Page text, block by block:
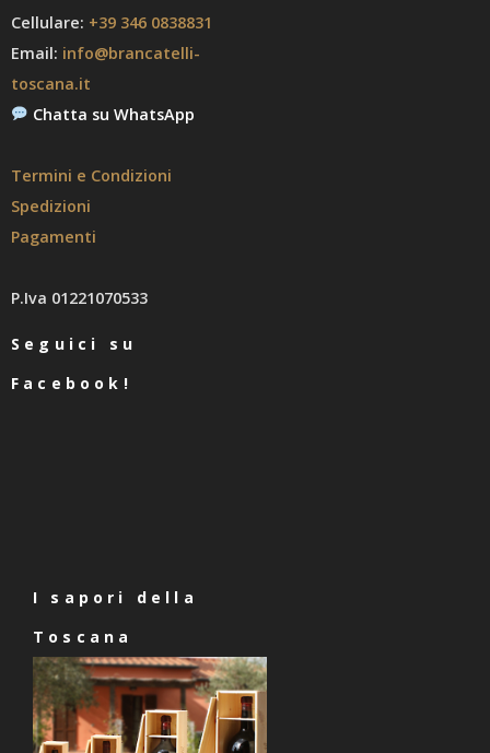
Cellulare: +39 346 0838831
Email: info@brancatelli-
toscana.it
Chatta su WhatsApp
Termini e Condizioni
Spedizioni
Pagamenti
P.Iva 01221070533
Seguici su
Facebook!
I sapori della
Toscana